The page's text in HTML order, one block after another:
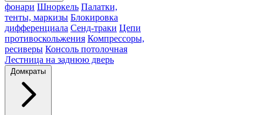
фонари Шноркель Палатки,
тенты, маркизы Блокировка
дифференциала Сенд-траки Цепи
противоскольжения Компрессоры,
ресиверы Консоль потолочная
Лестница на заднюю дверь
Домкраты